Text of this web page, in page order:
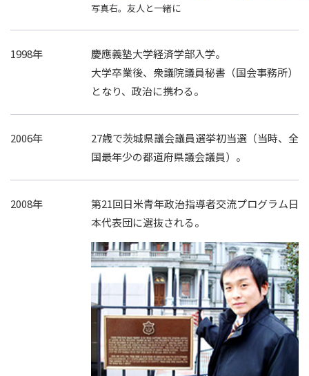
写真右。友人と一緒に
1998年
慶應義塾大学経済学部入学。
大学卒業後、衆議院議員秘書（国会事務所）
となり、政治に携わる。
2006年
27歳で茨城県議会議員選挙初当選（当時、全
国最年少の都道府県議会議員）。
2008年
第21回日米青年政治指導者交流プログラム日
本代表団に選抜される。